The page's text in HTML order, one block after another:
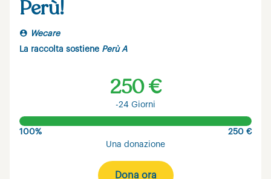
Perù!
Wecare
La raccolta sostiene Perù A
250 €
-24 Giorni
100%
250 €
Una donazione
Dona ora